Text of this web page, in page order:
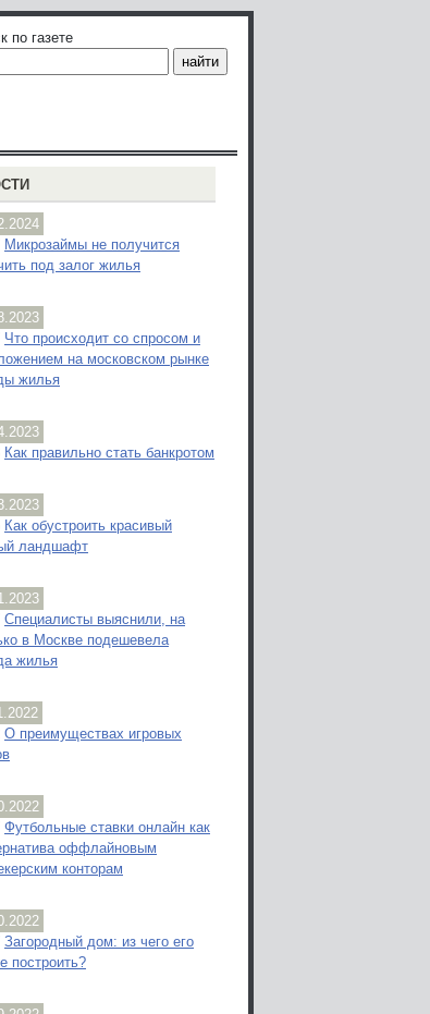
по газете
Микрозаймы не получится
под залог жилья
Что происходит со спросом и
на московском рынке
жилья
Как правильно стать банкротом
Как обустроить красивый
ландшафт
Специалисты выяснили, на
в Москве подешевела
жилья
О преимуществах игровых
Футбольные ставки онлайн как
оффлайновым
конторам
Загородный дом: из чего его
построить?